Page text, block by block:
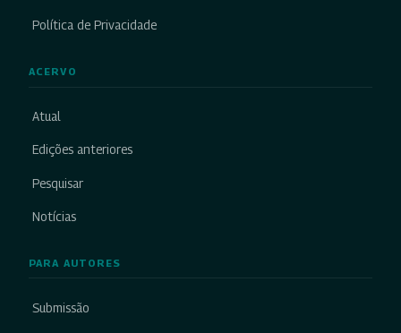
Política de Privacidade
ACERVO
Atual
Edições anteriores
Pesquisar
Notícias
PARA AUTORES
Submissão